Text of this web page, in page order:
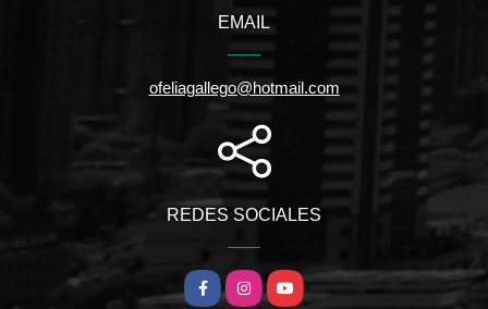
EMAIL
ofeliagallego@hotmail.com
REDES SOCIALES
FacebookInstagramYouTube